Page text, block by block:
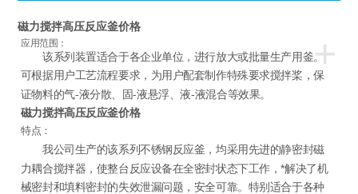
磁力搅拌高压反应釜价格
+
应用范围：
该系列装置适合于各企业单位，进行放大或批量生产用釜。
可根据用户工艺流程要求，为用户配套制作特殊要求搅拌桨，保
证物料的气-液分散、固-液悬浮、液-液混合等效果。
磁力搅拌高压反应釜价格
特点：
我公司生产的该系列不锈钢反应釜，均采用先进的静密封磁
力耦合搅拌器，使整台反应设备在全密封状态下工作，*解决了机
械密封和填料密封的失效泄漏问题，安全可靠。特别适合于各种